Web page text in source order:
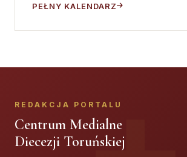
PEŁNY KALENDARZ
REDAKCJA PORTALU
Centrum Medialne
Diecezji Toruńskiej